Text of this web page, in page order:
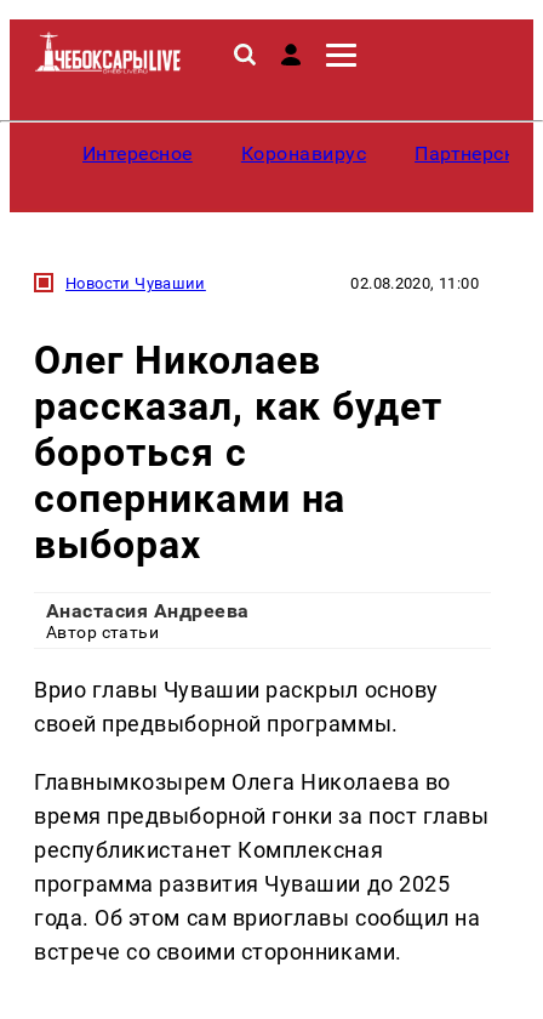
Интересное Коронавирус
Новости Чувашии 02.08.2020, 11:00
Олег Николаев
рассказал, как будет
бороться с
соперниками на
выборах
Анастасия Андреева
Автор статьи
Врио главы Чувашии раскрыл основу
своей предвыборной программы.
Главнымкозырем Олега Николаева во
время предвыборной гонки за пост главы
республикистанет Комплексная
программа развития Чувашии до 2025
года. Об этом сам вриоглавы сообщил на
встрече со своими сторонниками.